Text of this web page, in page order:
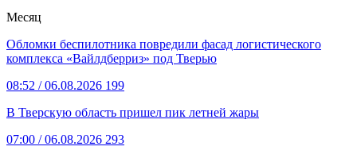
Месяц
Обломки беспилотника повредили фасад логистического
комплекса «Вайлдберриз» под Тверью
08:52 / 06.08.2026 199
В Тверскую область пришел пик летней жары
07:00 / 06.08.2026 293